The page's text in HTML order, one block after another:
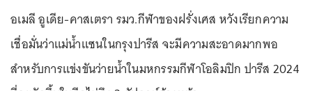
อเมลี อูเดีย-คาสเตรา รมว.กีฬาของฝรั่งเศส หวังเรียกความ
เชื่อมั่นว่าแม่น้ำแซนในกรุงปารีส จะมีความสะอาดมากพอ
สำหรับการแข่งขันว่ายน้ำในมหกรรมกีฬาโอลิมปิก ปารีส 2024